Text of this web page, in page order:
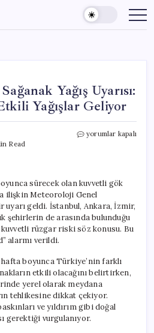
Yağış Uyarısı:
Yağışlar Geliyor
Read
Meteoroloji’den
Gün
Sürecek
Etkili
Yağışlar
Geliyor
yorumlar kapalı
sürecek olan kuvvetli gök
ilişkin Meteoroloji Genel
uyarı geldi. İstanbul, Ankara, İzmir,
şehirlerin de arasında bulunduğu
rüzgar riski söz konusu. Bu
alarmı verildi.
boyunca Türkiye’nin farklı
etkili olacağını belirtirken,
yerel olarak meydana
tehlikesine dikkat çekiyor.
ve yıldırım gibi doğal
gerektiği vurgulanıyor.